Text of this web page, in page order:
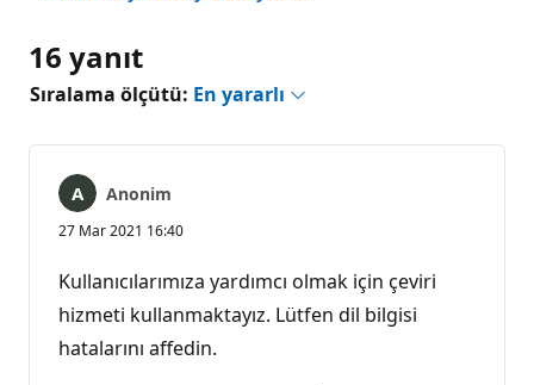
16 yanıt
Sıralama ölçütü: En yararlı
Anonim
27 Mar 2021 16:40
Kullanıcılarımıza yardımcı olmak için çeviri
hizmeti kullanmaktayız. Lütfen dil bilgisi
hatalarını affedin.